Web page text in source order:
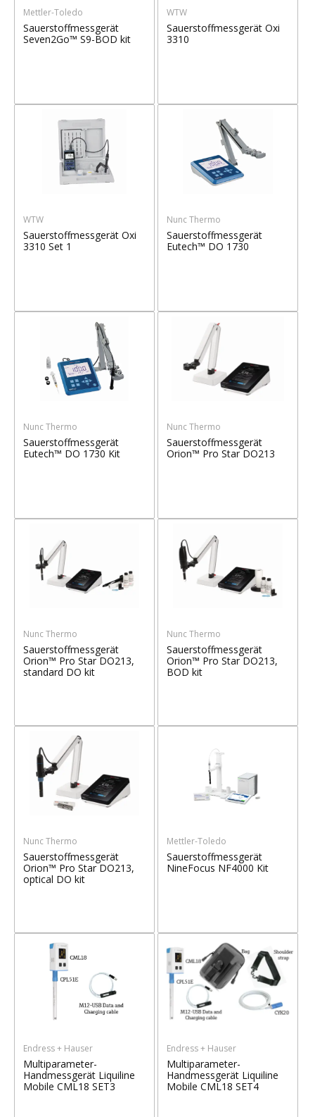
Mettler-Toledo
Sauerstoffmessgerät
Seven2Go™ S9-BOD kit
WTW
Sauerstoffmessgerät Oxi
3310
WTW
Sauerstoffmessgerät Oxi
3310 Set 1
Nunc Thermo
Sauerstoffmessgerät
Eutech™ DO 1730
Nunc Thermo
Sauerstoffmessgerät
Eutech™ DO 1730 Kit
Nunc Thermo
Sauerstoffmessgerät
Orion™ Pro Star DO213
Nunc Thermo
Sauerstoffmessgerät
Orion™ Pro Star DO213,
standard DO kit
Nunc Thermo
Sauerstoffmessgerät
Orion™ Pro Star DO213,
BOD kit
Nunc Thermo
Sauerstoffmessgerät
Orion™ Pro Star DO213,
optical DO kit
Mettler-Toledo
Sauerstoffmessgerät
NineFocus NF4000 Kit
Endress + Hauser
Multiparameter-
Handmessgerät Liquiline
Mobile CML18 SET3
Endress + Hauser
Multiparameter-
Handmessgerät Liquiline
Mobile CML18 SET4